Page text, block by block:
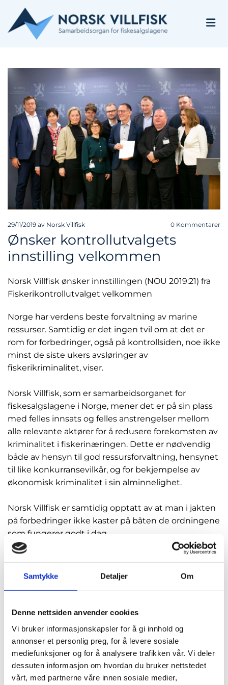
Samtykke Detaljer Om
Denne nettsiden anvender cookies
Vi bruker informasjonskapsler for å gi innhold og
annonser et personlig preg, for å levere sosiale
mediefunksjoner og for å analysere trafikken vår. Vi deler
dessuten informasjon om hvordan du bruker nettstedet
vårt, med partnerne våre innen sosiale medier,
29/11/2019 av Norsk Villfisk 0 Kommentarer
Ønsker kontrollutvalgets
innstilling velkommen
Norsk Villfisk ønsker innstillingen (NOU 2019:21) fra
Fiskerikontrollutvalget velkommen
Norge har verdens beste forvaltning av marine
ressurser. Samtidig er det ingen tvil om at det er
rom for forbedringer, også på kontrollsiden, noe ikke
minst de siste ukers avsløringer av
fiskerikriminalitet, viser.
Norsk Villfisk, som er samarbeidsorganet for
fiskesalgslagene i Norge, mener det er på sin plass
med felles innsats og felles anstrengelser mellom
alle relevante aktører for å redusere forekomsten av
kriminalitet i fiskerinæringen. Dette er nødvendig
både av hensyn til god ressursforvaltning, hensynet
til like konkurransevilkår, og for bekjempelse av
økonomisk kriminalitet i sin alminnelighet.
Norsk Villfisk er samtidig opptatt av at man i jakten
på forbedringer ikke kaster på båten de ordningene
som fungerer godt i dag.
det utstrakte kontroll- og tilsynsarbeidet som i dag
øvrige kontrollarbeidet som utføres av ulike
Fiskesalgslagene har blant annet en plikt til å sørge
for like konkurransevilkår. Det krever at vi må påse
at aktørene i bransjen følger forretningsreglene.